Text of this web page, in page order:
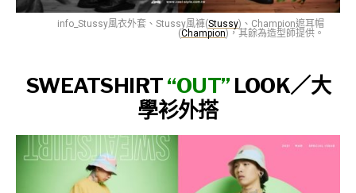
info_Stussy風衣外套、Stussy風褲(Stussy)、Champion遮耳帽
(Champion)，其餘為造型師提供。
SWEATSHIRT“OUT” LOOK／大
學衫外搭